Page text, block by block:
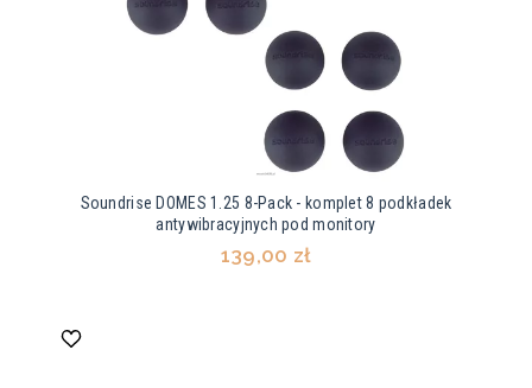
Soundrise DOMES 1.25 8-Pack - komplet 8 podkładek
antywibracyjnych pod monitory
139,00 zł